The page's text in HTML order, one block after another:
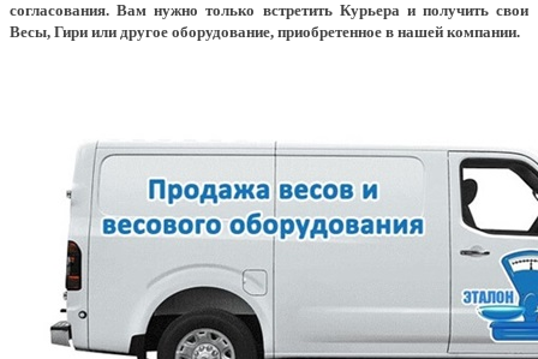
согласования. Вам нужно только встретить Курьера и получить свои
Весы, Гири или другое оборудование, приобретенное в нашей компании.